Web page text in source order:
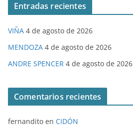
Entradas recientes
VIÑA 4 de agosto de 2026
MENDOZA 4 de agosto de 2026
ANDRE SPENCER 4 de agosto de 2026
Comentarios recientes
fernandito en CIDÓN